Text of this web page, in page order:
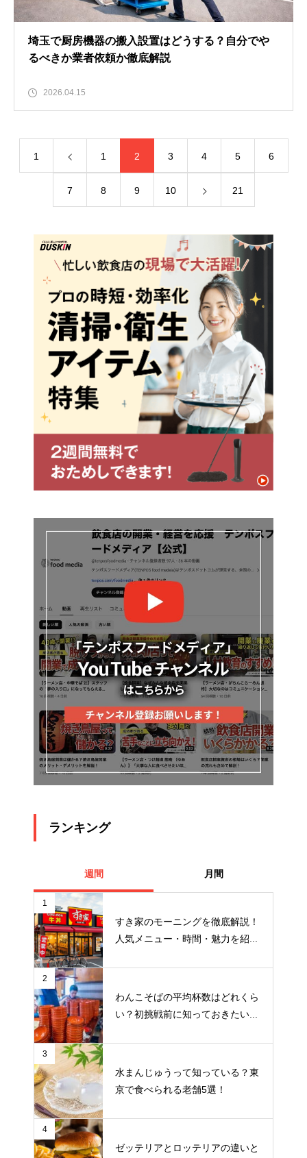
埼玉で厨房機器の搬入設置はどうする？自分でや
るべきか業者依頼か徹底解説
2026.04.15
1 1 2 3 4 5 6
7 8 9 10 21
ランキング
週間 月間
1
すき家のモーニングを徹底解説！
人気メニュー・時間・魅力を紹...
2
わんこそばの平均杯数はどれくら
い？初挑戦前に知っておきたい...
3
水まんじゅうって知っている？東
京で食べられる老舗5選！
4
ゼッテリアとロッテリアの違いと